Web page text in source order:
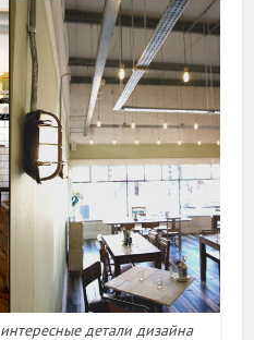
детали дизайна